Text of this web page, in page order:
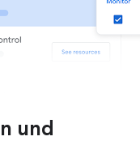
und